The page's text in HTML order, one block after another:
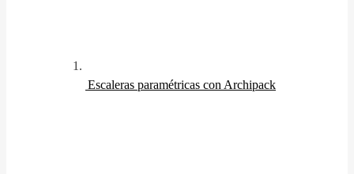
Escaleras paramétricas con Archipack